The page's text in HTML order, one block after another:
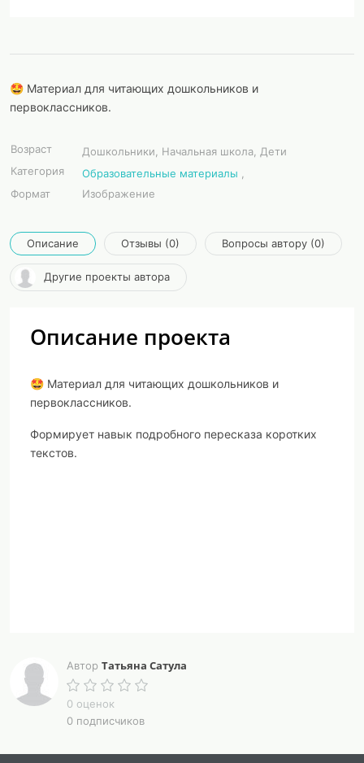
🤩 Материал для читающих дошкольников и
первоклассников.
Возраст
Дошкольники, Начальная школа, Дети
Категория
Образовательные материалы
Формат
Изображение
Описание Отзывы (0) Вопросы автору (0)
Другие проекты автора
Описание проекта
🤩 Материал для читающих дошкольников и
первоклассников.
Формирует навык подробного пересказа коротких
текстов.
Автор Татьяна Сатула
0 оценок
0 подписчиков